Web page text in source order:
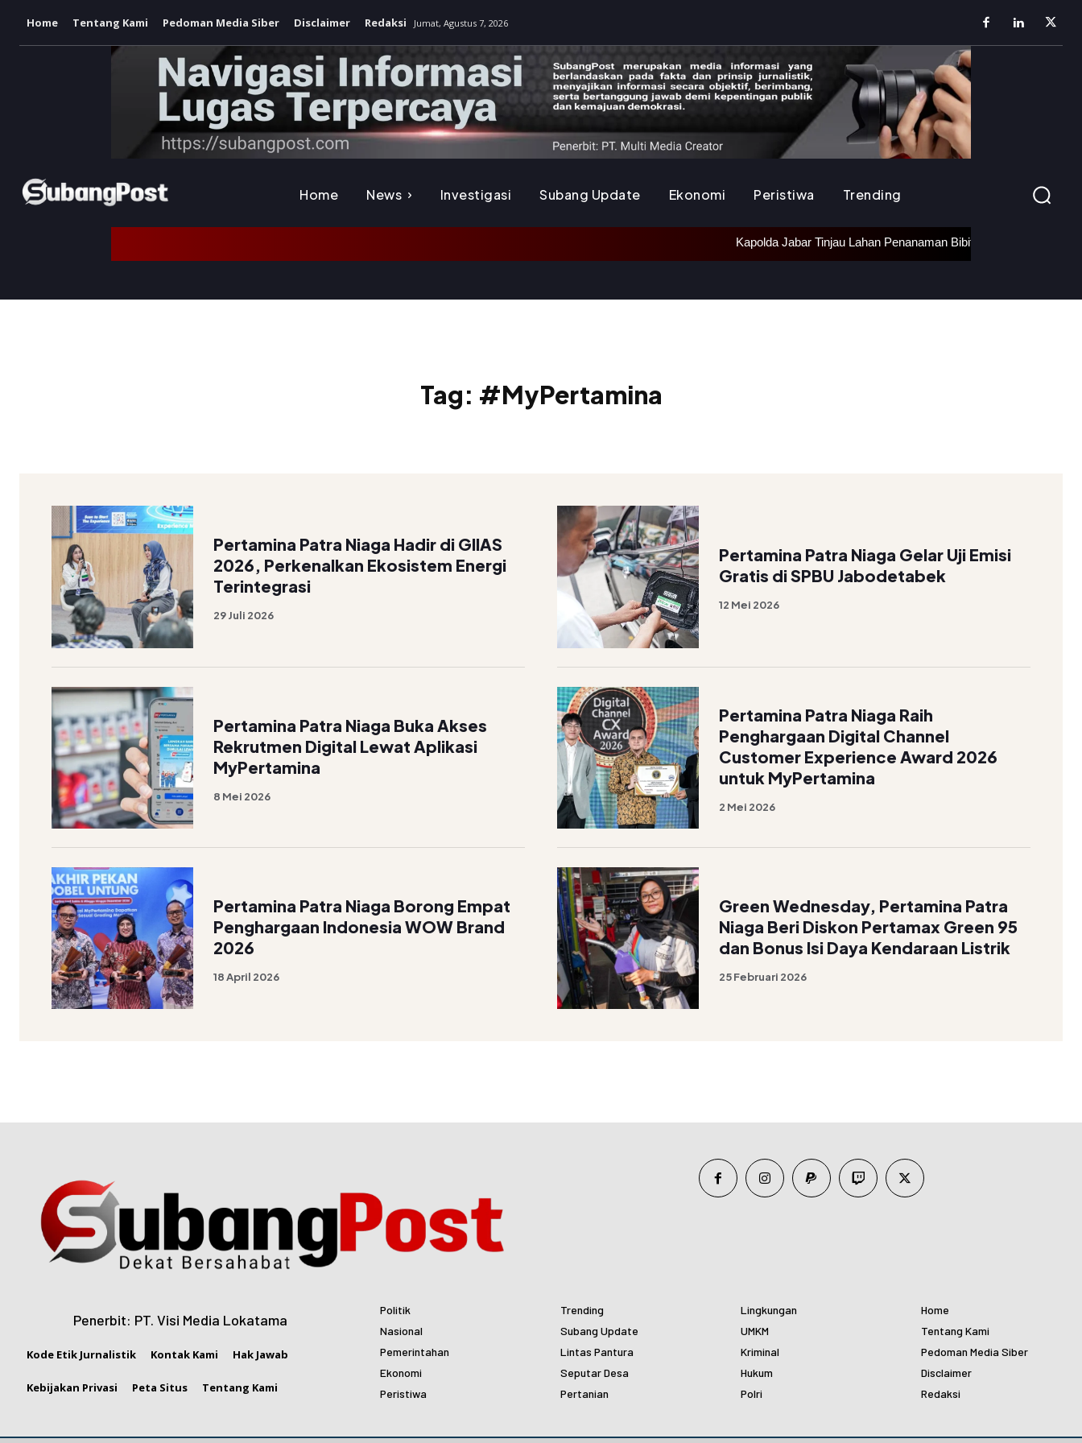
Home Tentang Kami Pedoman Media Siber Disclaimer Redaksi Jumat, Agustus 7, 2026
Home News Investigasi Subang Update Ekonomi Peristiwa Trending
Kapolda Jabar Tinjau Lahan Penanaman Bibit Bawang Putih di
Tag: #MyPertamina
Pertamina Patra Niaga Hadir di GIIAS
2026, Perkenalkan Ekosistem Energi
Terintegrasi
29 Juli 2026
Pertamina Patra Niaga Gelar Uji Emisi
Gratis di SPBU Jabodetabek
12 Mei 2026
Pertamina Patra Niaga Buka Akses
Rekrutmen Digital Lewat Aplikasi
MyPertamina
8 Mei 2026
Pertamina Patra Niaga Raih
Penghargaan Digital Channel
Customer Experience Award 2026
untuk MyPertamina
2 Mei 2026
Pertamina Patra Niaga Borong Empat
Penghargaan Indonesia WOW Brand
2026
18 April 2026
Green Wednesday, Pertamina Patra
Niaga Beri Diskon Pertamax Green 95
dan Bonus Isi Daya Kendaraan Listrik
25 Februari 2026
Penerbit: PT. Visi Media Lokatama
Kode Etik Jurnalistik Kontak Kami Hak Jawab
Kebijakan Privasi Peta Situs Tentang Kami
Politik
Nasional
Pemerintahan
Ekonomi
Peristiwa
Trending
Subang Update
Lintas Pantura
Seputar Desa
Pertanian
Lingkungan
UMKM
Kriminal
Hukum
Polri
Home
Tentang Kami
Pedoman Media Siber
Disclaimer
Redaksi